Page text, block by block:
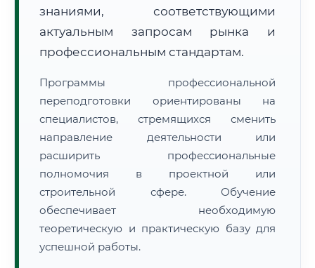
Расчет логистики оригиналов:
• Маршрут транзита: ~2 030 км
• Экспресс-доставка СДЭК / Почтой:3–5 рабочих дней
🔍Нажмите на документ для увеличения и просмотра
знаниями, соответствующими
актуальным запросам рынка и
профессиональным стандартам.
Программы профессиональной
переподготовки ориентированы на
специалистов, стремящихся сменить
направление деятельности или
расширить профессиональные
полномочия в проектной или
строительной сфере. Обучение
обеспечивает необходимую
теоретическую и практическую базу для
успешной работы.